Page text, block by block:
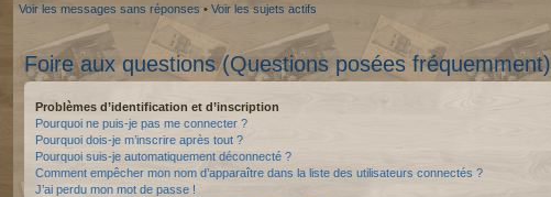
Voir les messages sans réponses • Voir les sujets actifs
Foire aux questions (Questions posées fréquemment)
Problèmes d’identification et d’inscription
Pourquoi ne puis-je pas me connecter ?
Pourquoi dois-je m’inscrire après tout ?
Pourquoi suis-je automatiquement déconnecté ?
Comment empêcher mon nom d’apparaître dans la liste des utilisateurs connectés ?
J’ai perdu mon mot de passe !